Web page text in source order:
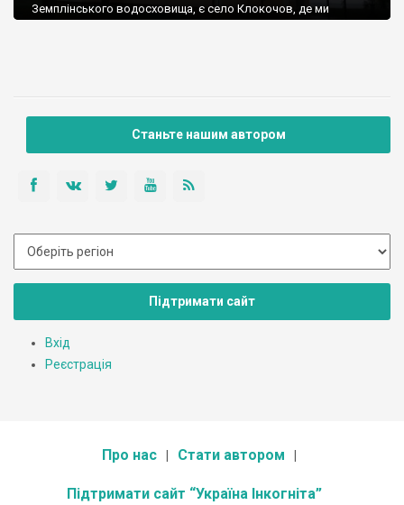
Земплінського водосховища, є село Клокочов, де ми
осіб. Місцеві нам сказали, що українці […]
Станьте нашим автором
Підтримати сайт
Вхід
Реєстрація
Про нас Стати автором
Підтримати сайт “Україна Інкогніта”